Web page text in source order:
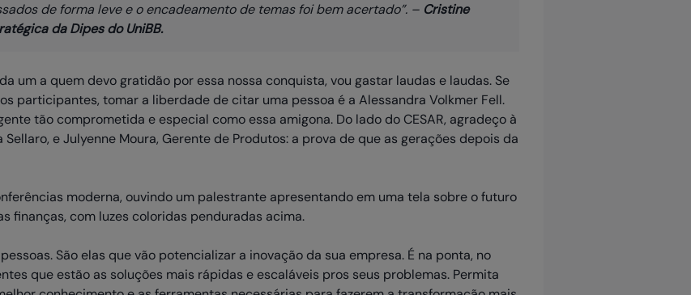
de forma leve e o encadeamento de temas foi bem acertado”. – Cristine
da Dipes do UniBB.
um a quem devo gratidão por essa nossa conquista, vou gastar laudas e laudas. Se
participantes, tomar a liberdade de citar uma pessoa é a Alessandra Volkmer Fell.
tão comprometida e especial como essa amigona. Do lado do CESAR, agradeço à
Sellaro, e Julyenne Moura, Gerente de Produtos: a prova de que as gerações depois da
São elas que vão potencializar a inovação da sua empresa. É na ponta, no
que estão as soluções mais rápidas e escaláveis pros seus problemas. Permita